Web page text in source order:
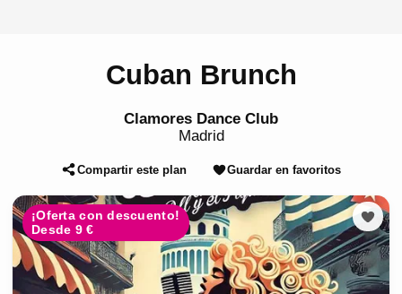
Cuban Brunch
Clamores Dance Club
Madrid
Compartir este plan Guardar en favoritos
¡Oferta con descuento!
Desde 9 €